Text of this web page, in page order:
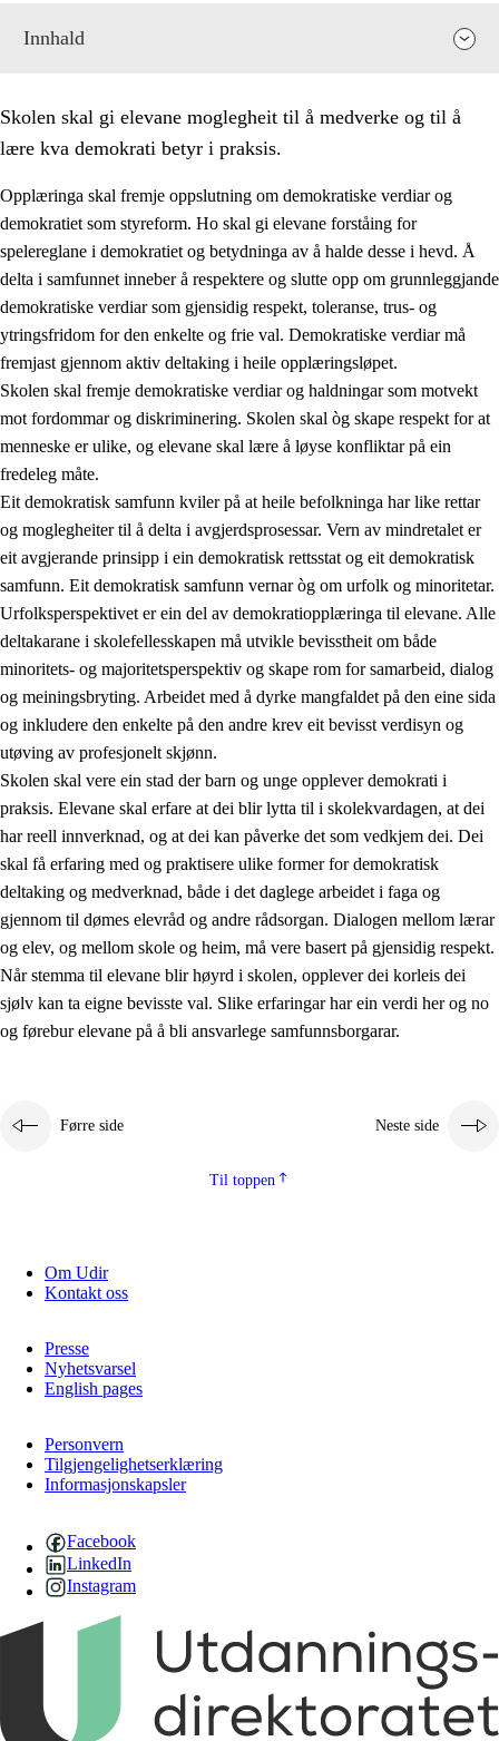
Innhald
1. Verdigrunnlaget i opplæringa
1.1 Menneskeverdet
1.2 Identitet og kulturelt mangfald
1.3 Kritisk tenking og etisk bevisstheit
1.4 Skaparglede, engasjement og utforskartrong
1.5 Respekt for naturen og miljøbevisstheit
Skolen skal gi elevane moglegheit til å medverke og til å
lære kva demokrati betyr i praksis.
Opplæringa skal fremje oppslutning om demokratiske verdiar og
demokratiet som styreform. Ho skal gi elevane forståing for
spelereglane i demokratiet og betydninga av å halde desse i hevd. Å
delta i samfunnet inneber å respektere og slutte opp om grunnleggjande
demokratiske verdiar som gjensidig respekt, toleranse, trus- og
ytringsfridom for den enkelte og frie val. Demokratiske verdiar må
fremjast gjennom aktiv deltaking i heile opplæringsløpet.
Skolen skal fremje demokratiske verdiar og haldningar som motvekt
mot fordommar og diskriminering. Skolen skal òg skape respekt for at
menneske er ulike, og elevane skal lære å løyse konfliktar på ein
fredeleg måte.
Eit demokratisk samfunn kviler på at heile befolkninga har like rettar
og moglegheiter til å delta i avgjerdsprosessar. Vern av mindretalet er
eit avgjerande prinsipp i ein demokratisk rettsstat og eit demokratisk
samfunn. Eit demokratisk samfunn vernar òg om urfolk og minoritetar.
Urfolksperspektivet er ein del av demokratiopplæringa til elevane. Alle
deltakarane i skolefellesskapen må utvikle bevisstheit om både
minoritets- og majoritetsperspektiv og skape rom for samarbeid, dialog
og meiningsbryting. Arbeidet med å dyrke mangfaldet på den eine sida
og inkludere den enkelte på den andre krev eit bevisst verdisyn og
utøving av profesjonelt skjønn.
Skolen skal vere ein stad der barn og unge opplever demokrati i
praksis. Elevane skal erfare at dei blir lytta til i skolekvardagen, at dei
har reell innverknad, og at dei kan påverke det som vedkjem dei. Dei
skal få erfaring med og praktisere ulike former for demokratisk
deltaking og medverknad, både i det daglege arbeidet i faga og
gjennom til dømes elevråd og andre rådsorgan. Dialogen mellom lærar
og elev, og mellom skole og heim, må vere basert på gjensidig respekt.
Når stemma til elevane blir høyrd i skolen, opplever dei korleis dei
sjølv kan ta eigne bevisste val. Slike erfaringar har ein verdi her og no
og førebur elevane på å bli ansvarlege samfunnsborgarar.
Førre side Neste side
Til toppen
Om Udir
Kontakt oss
Presse
Nyhetsvarsel
English pages
Personvern
Tilgjengelighetserklæring
Informasjonskapsler
Facebook
LinkedIn
Instagram